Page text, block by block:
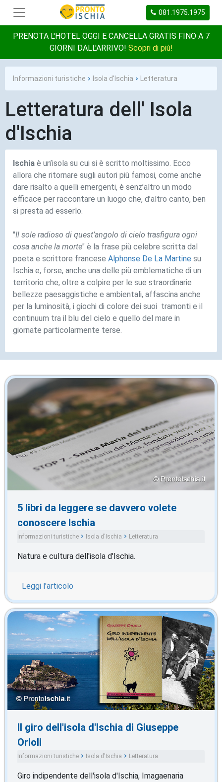
081.1975.1975
PRENOTA L'HOTEL OGGI E CANCELLA GRATIS FINO A 7
GIORNI DALL'ARRIVO! Scopri di più!
Informazioni turistiche Isola d'Ischia Letteratura
Letteratura dell' Isola
d'Ischia
Ischia è un’isola su cui si è scritto moltissimo. Ecco
allora che ritornare sugli autori più famosi, come anche
dare risalto a quelli emergenti, è senz’altro un modo
efficace per raccontare un luogo che, d’altro canto, ben
si presta ad esserlo.
"Il sole radioso di quest’angolo di cielo trasfigura ogni
cosa anche la morte" è la frase più celebre scritta dal
poeta e scrittore francese Alphonse De La Martine su
Ischia e, forse, anche una delle più emblematiche di un
territorio che, oltre a colpire per le sue straordinarie
bellezze paesaggistiche e ambientali, affascina anche
per la luminosità, i giochi di colore dei suoi tramonti e il
continuum tra il blu del cielo e quello del mare in
giornate particolarmente terse.
5 libri da leggere se davvero volete
conoscere Ischia
Informazioni turistiche Isola d'Ischia Letteratura
Natura e cultura dell'isola d'Ischia.
Leggi l'articolo
Il giro dell'isola d'Ischia di Giuseppe
Orioli
Informazioni turistiche Isola d'Ischia Letteratura
Giro indipendente dell'isola d'Ischia, Imagaenaria